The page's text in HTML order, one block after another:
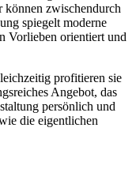
können zwischendurch
spiegelt moderne
Vorlieben orientiert und
profitieren sie
Angebot, das
persönlich und
die eigentlichen